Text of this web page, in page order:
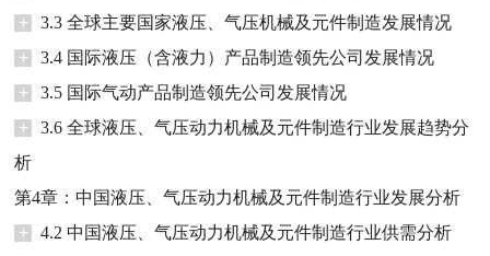
+
3.3 全球主要国家液压、气压机械及元件制造发展情况
+
3.4 国际液压（含液力）产品制造领先公司发展情况
+
3.5 国际气动产品制造领先公司发展情况
+
3.6 全球液压、气压动力机械及元件制造行业发展趋势分
析
第4章：中国液压、气压动力机械及元件制造行业发展分析
+
4.2 中国液压、气压动力机械及元件制造行业供需分析